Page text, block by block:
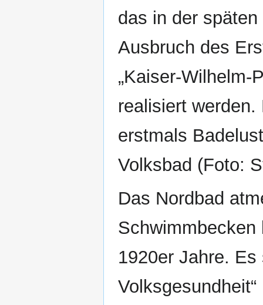
das in der
Ausbruch des
„Kaiser-Wilhelm-
realisiert
erstmals
Volksbad (Foto:
Das Nordbad
1920er Jahre. Es